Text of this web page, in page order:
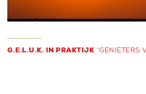
G.E.L.U.K. IN PRAKTIJK ‘GENIETERS